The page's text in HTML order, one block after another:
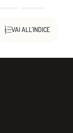
VAI ALL’INDICE